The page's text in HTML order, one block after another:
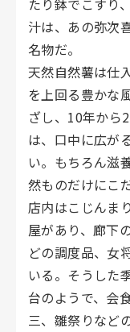
たり鉢でこすり
汁は、あの弥次
名物だ。
天然自然薯は仕
を上回る豊かな
ざし、10年から
は、口中に広が
い。もちろん滋
然ものだけにこ
店内はこじんま
屋があり、廊下
どの調度品、女
いる。そうした
台のようで、会
三、雛祭りなど